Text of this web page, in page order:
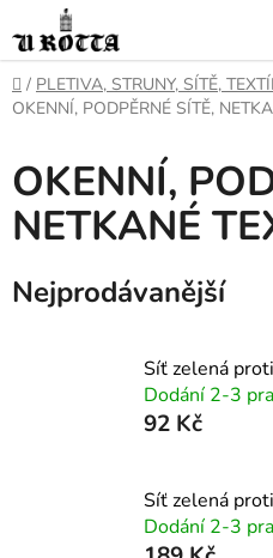
na
obsah
DOMŮ
/ PLETIVA, STRUNY, SÍTĚ,
OKENNÍ, PODPĚRNÉ SÍTĚ,
OKENNÍ,
NETKANÉ
Nejprodávanější
Síť zelená
Dodání 2-3
92 Kč
Síť zelená
Dodání 2-3